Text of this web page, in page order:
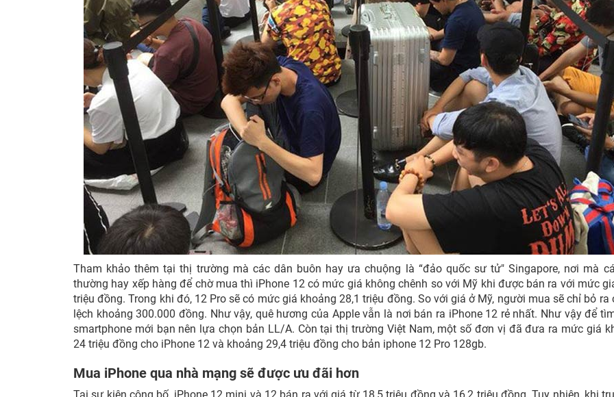
Tham khảo thêm tại thị trường mà các dân buôn hay ưa chuộng là “đảo quốc sư tử" Singapore, nơi mà
thường hay xếp hàng để chờ mua thì iPhone 12 có mức giá không chênh so với Mỹ khi được bán ra với mức
triệu đồng. Trong khi đó, 12 Pro sẽ có mức giá khoảng 28,1 triệu đồng. So với giá ở Mỹ, người mua sẽ chỉ bỏ ra
lệch khoảng 300.000 đồng. Như vậy, quê hương của Apple vẫn là nơi bán ra iPhone 12 rẻ nhất. Như vậy để
smartphone mới bạn nên lựa chọn bản LL/A. Còn tại thị trường Việt Nam, một số đơn vị đã đưa ra mức giá
24 triệu đồng cho iPhone 12 và khoảng 29,4 triệu đồng cho bản iphone 12 Pro 128gb.
Mua iPhone qua nhà mạng sẽ được ưu đãi hơn